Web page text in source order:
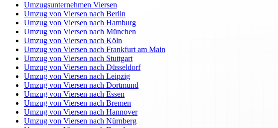
Umzugsunternehmen Viersen
Umzug von Viersen nach Berlin
Umzug von Viersen nach Hamburg
Umzug von Viersen nach München
Umzug von Viersen nach Köln
Umzug von Viersen nach Frankfurt am Main
Umzug von Viersen nach Stuttgart
Umzug von Viersen nach Düsseldorf
Umzug von Viersen nach Leipzig
Umzug von Viersen nach Dortmund
Umzug von Viersen nach Essen
Umzug von Viersen nach Bremen
Umzug von Viersen nach Hannover
Umzug von Viersen nach Nürnberg